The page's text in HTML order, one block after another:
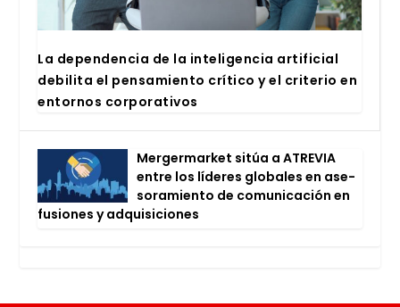
La depen­den­cia de la inte­li­gen­cia arti­fi­cial
debi­li­ta el pen­sa­mien­to crí­ti­co y el cri­te­rio en
entor­nos cor­po­ra­ti­vos
Mer­ger­mar­ket sitúa a ATRE­VIA
entre los líde­res glo­ba­les en ase­
so­ra­mien­to de comu­ni­ca­ción en
fusio­nes y adqui­si­cio­nes